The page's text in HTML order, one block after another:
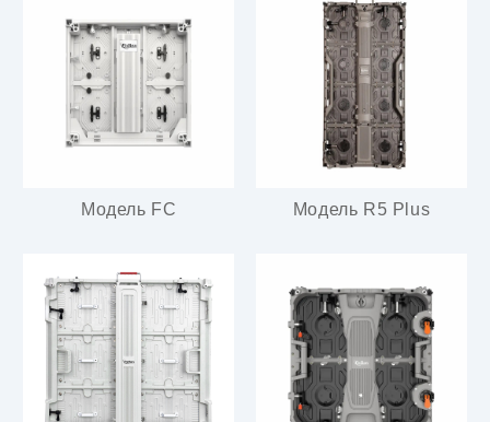
Модель FC Модель R5 Plus